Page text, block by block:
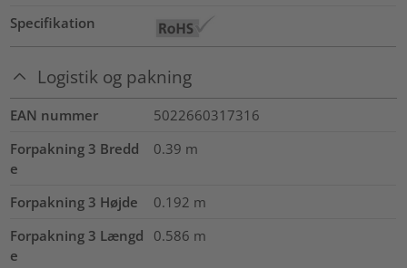
Specifikation
Logistik og pakning
EAN nummer
5022660317316
Forpakning 3 Bredd
e
0.39 m
Forpakning 3 Højde 0.192 m
Forpakning 3 Længd
e
0.586 m